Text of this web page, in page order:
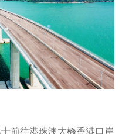
前往港珠澳大橋香港口岸